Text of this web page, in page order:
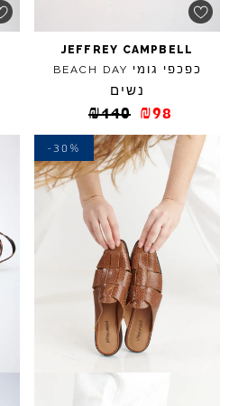
JEFFREY CAMPBELL
כפכפי גומי BEACH DAY
נשים
₪140 ₪98
-30%